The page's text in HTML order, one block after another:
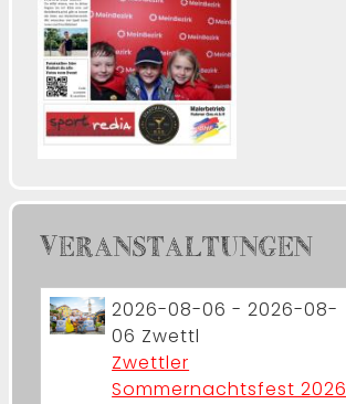
VERANSTALTUNGEN
2026-08-06 - 2026-08-
06 Zwettl
Zwettler
Sommernachtsfest 2026